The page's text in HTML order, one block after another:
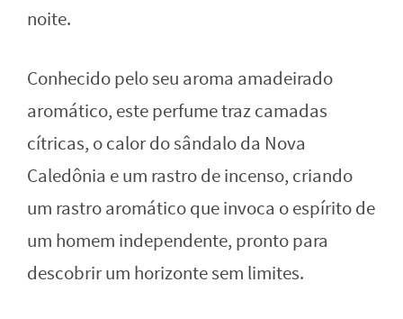
noite.
Conhecido pelo seu aroma amadeirado
aromático, este perfume traz camadas
cítricas, o calor do sândalo da Nova
Caledônia e um rastro de incenso, criando
um rastro aromático que invoca o espírito de
um homem independente, pronto para
descobrir um horizonte sem limites.